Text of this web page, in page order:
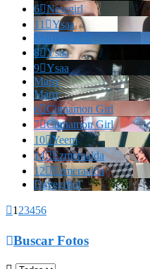
6Newgirl
11 Ysaa
Marianella!!!
8Ysaa
9Ysaa
Marrr
Marrr
6Cinnamon Girl
7Cinnamon Girl
10Yeem
14Ezmeraalda
12Ezmeraalda
Davegrhol
1 23456
Buscar Fotos